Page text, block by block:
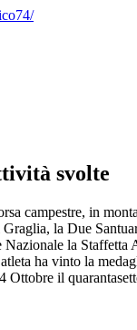
svolte
campestre, in
la Due
Nazionale la
ha vinto la
Ottobre il